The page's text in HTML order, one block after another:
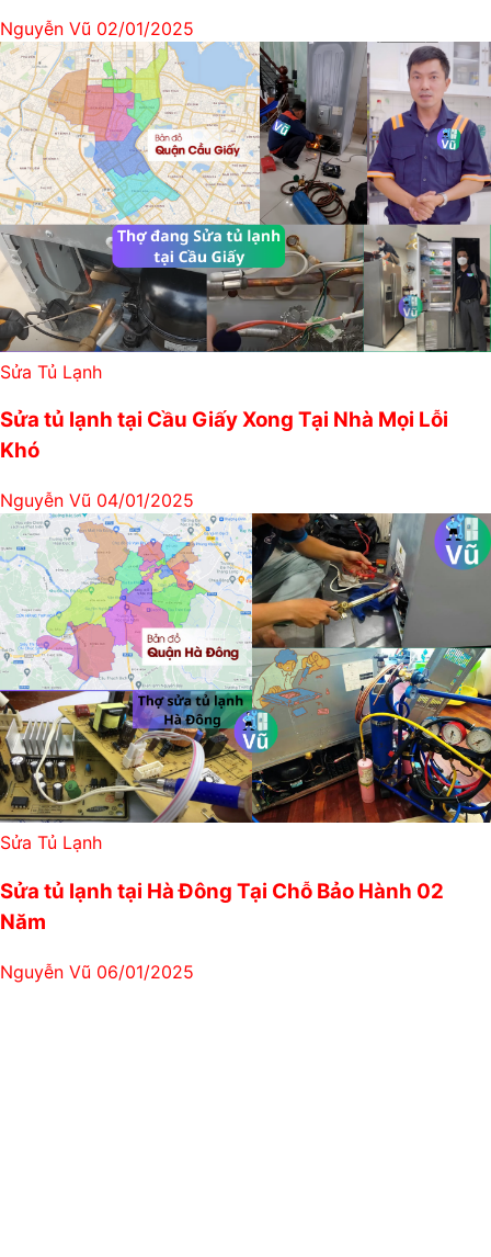
Nguyễn Vũ 02/01/2025
Sửa Tủ Lạnh
Sửa tủ lạnh tại Cầu Giấy Xong Tại Nhà Mọi Lỗi
Khó
Nguyễn Vũ 04/01/2025
Sửa Tủ Lạnh
Sửa tủ lạnh tại Hà Đông Tại Chỗ Bảo Hành 02
Năm
Nguyễn Vũ 06/01/2025